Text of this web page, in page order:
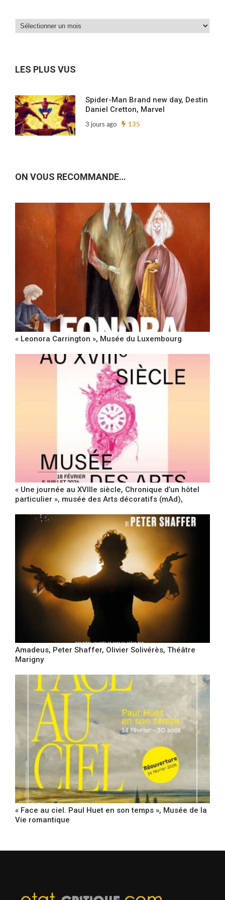
Dans
LES PLUS VUS
Spider-Man Brand new day, Destin
Daniel Cretton, Marvel
3 jours ago 135
ON VOUS RECOMMANDE…
« Leonora Carrington », Musée du Luxembourg
« Une journée au XVIIIe siècle, Chronique d’un hôtel
particulier », musée des Arts décoratifs (mAd),
Amadeus, Peter Shaffer, Olivier Solivérès, Théâtre
Marigny
« Face au ciel. Paul Huet en son temps », Musée de la
Vie romantique